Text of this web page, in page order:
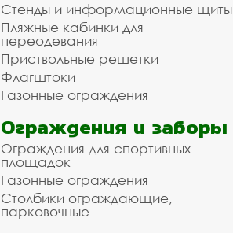
Стенды и информационные щиты
Пляжные кабинки для
переодевания
Приствольные решетки
Флагштоки
Газонные ограждения
Ограждения и заборы
Ограждения для спортивных
площадок
Газонные ограждения
Столбики ограждающие,
парковочные